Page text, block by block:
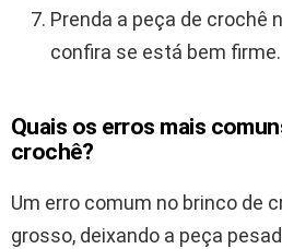
Prenda a peça de crochê
confira se está bem firme.
Quais os erros mais
crochê?
Um erro comum no brinco de
grosso, deixando a peça